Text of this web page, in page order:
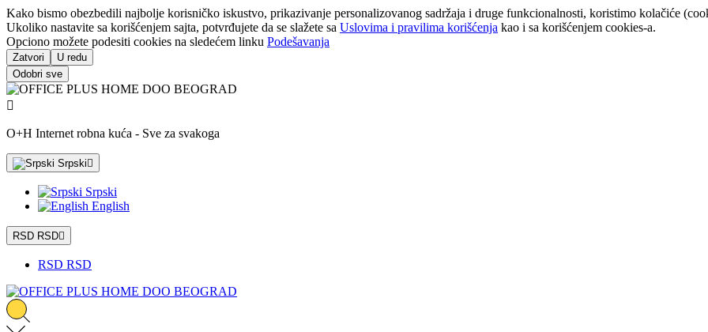
Kako bismo obezbedili najbolje korisničko iskustvo, prikazivanje personalizovanog sadržaja i druge funkcionalnosti, koristimo kolačiće
Ukoliko nastavite sa korišćenjem sajta, potvrđujete da se slažete sa Uslovima i pravilima korišćenja kao i sa korišćenjem cookies-a.
Opciono možete podesiti cookies na sledećem linku Podešavanja
Zatvori
U redu
Odobri sve

O+H Internet robna kuća - Sve za svakoga
Srpski 
Srpski
English
RSD RSD
RSD RSD